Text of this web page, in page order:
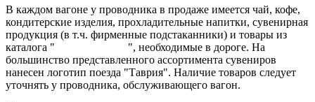
В каждом вагоне у проводника в продаже имеется чай, кофе,
кондитерские изделия, прохладительные напитки, сувенирная
продукция (в т.ч. фирменные подстаканники) и товары из
каталога "
", необходимые в дороге. На
большинство представленного ассортимента сувениров
нанесен логотип поезда "Таврия". Наличие товаров следует
уточнять у проводника, обслуживающего вагон.